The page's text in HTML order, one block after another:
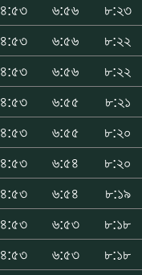
৪:৫৩ ৬:৫৬
৮:২৩
৪:৫৩ ৬:৫৬
৮:২২
৪:৫৩ ৬:৫৬
৮:২২
৪:৫৩ ৬:৫৫
৮:২১
৪:৫৩ ৬:৫৫
৮:২০
৪:৫৩ ৬:৫৪
৮:২০
৪:৫৩ ৬:৫৪
৮:১৯
৪:৫৩ ৬:৫৩
৮:১৮
৪:৫৩ ৬:৫৩
৮:১৮